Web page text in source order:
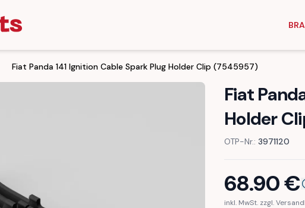
Fiat Panda 141 Ignition Cable Spark Plug Holder Clip (7545957)
Fiat
Holder
OTP-Nr.: 3971120
68.90€
inkl. MwSt. zzgl.